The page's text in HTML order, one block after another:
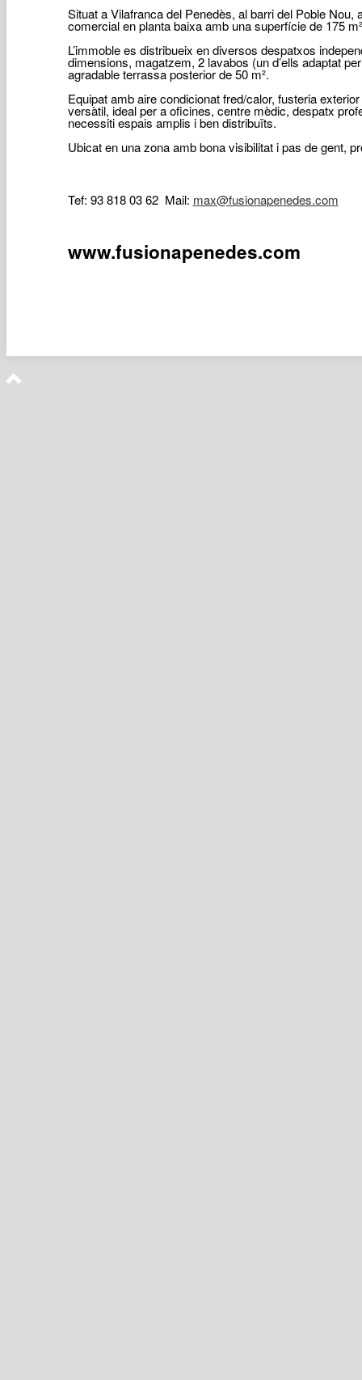
Situat a Vilafranca del Penedès, al barri del Poble Nou,
comercial en planta baixa amb una superfície de 175
L’immoble es distribueix en diversos despatxos
dimensions, magatzem, 2 lavabos (un d’ells adaptat
agradable terrassa posterior de 50 m².
Equipat amb aire condicionat fred/calor, fusteria
versàtil, ideal per a oficines, centre mèdic, despatx
necessiti espais amplis i ben distribuïts.
Ubicat en una zona amb bona visibilitat i pas de gent,
Tef: 93 818 03 62 Mail: max@fusionapenedes.com
www.fusionapenedes.com